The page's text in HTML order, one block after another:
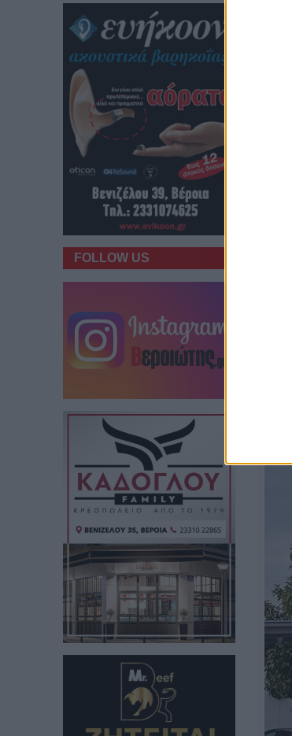
FOLLOW US